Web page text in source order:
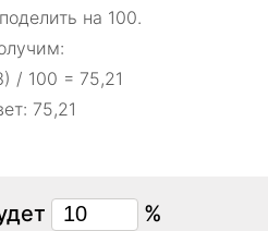
на 100.
/ 100 = 75,21
75,21
%